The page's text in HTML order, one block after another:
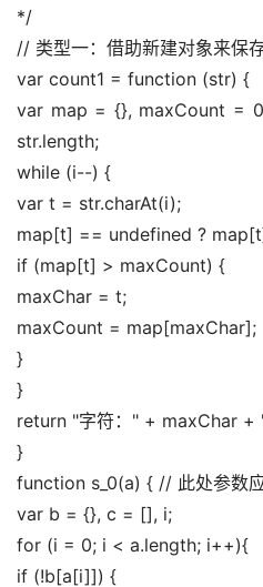
*/
// 类型一：借助新建对象来保
var count1 = function (str) {
var map = {}, maxCount =
str.length;
while (i--) {
var t = str.charAt(i);
map[t] == undefined ?
if (map[t] > maxCount) {
maxChar = t;
maxCount = map[maxChar];
}
}
return "字符：" + maxChar +
}
function s_0(a) { // 此处参数
var b = {}, c = [], i;
for (i = 0; i < a.length; i++){
if (!b[a[i]]) {